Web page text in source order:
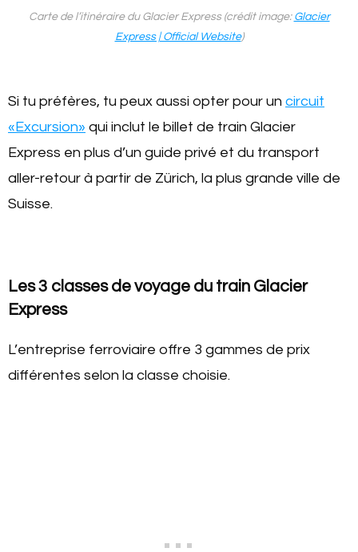
Carte de l’itinéraire du Glacier Express (crédit image: Glacier
Express | Official Website)
Si tu préfères, tu peux aussi opter pour un circuit
«Excursion» qui inclut le billet de train Glacier
Express en plus d’un guide privé et du transport
aller-retour à partir de Zürich, la plus grande ville de
Suisse.
Les 3 classes de voyage du train Glacier
Express
L’entreprise ferroviaire offre 3 gammes de prix
différentes selon la classe choisie.